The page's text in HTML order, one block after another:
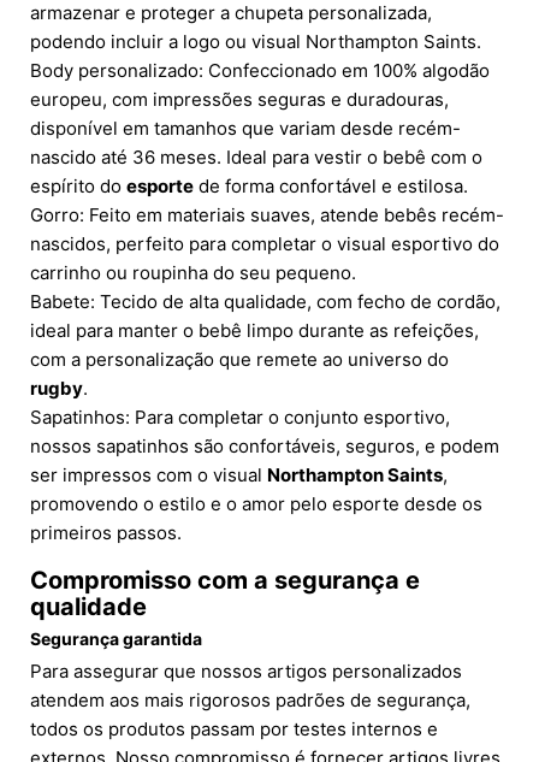
armazenar e proteger a chupeta personalizada,
podendo incluir a logo ou visual Northampton Saints.
Body personalizado: Confeccionado em 100% algodão
europeu, com impressões seguras e duradouras,
disponível em tamanhos que variam desde recém-
nascido até 36 meses. Ideal para vestir o bebê com o
espírito do esporte de forma confortável e estilosa.
Gorro: Feito em materiais suaves, atende bebês recém-
nascidos, perfeito para completar o visual esportivo do
carrinho ou roupinha do seu pequeno.
Babete: Tecido de alta qualidade, com fecho de cordão,
ideal para manter o bebê limpo durante as refeições,
com a personalização que remete ao universo do
rugby.
Sapatinhos: Para completar o conjunto esportivo,
nossos sapatinhos são confortáveis, seguros, e podem
ser impressos com o visual Northampton Saints,
promovendo o estilo e o amor pelo esporte desde os
primeiros passos.
Compromisso com a segurança e
qualidade
Segurança garantida
Para assegurar que nossos artigos personalizados
atendem aos mais rigorosos padrões de segurança,
todos os produtos passam por testes internos e